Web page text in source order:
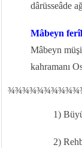
dârüsseâde
Mâbeyn
Mâbeyn
kahramanı
¾¾
1)
2)